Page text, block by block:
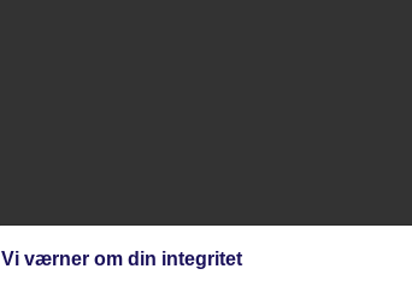
Vi værner om din integritet